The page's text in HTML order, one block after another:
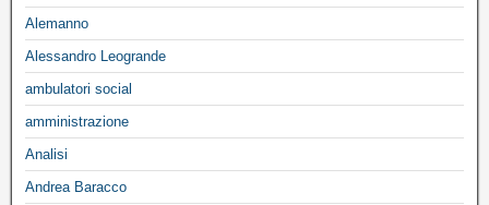
Alemanno
Alessandro Leogrande
ambulatori social
amministrazione
Analisi
Andrea Baracco